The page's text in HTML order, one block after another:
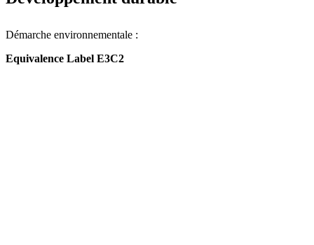
Démarche environnementale :
Equivalence Label E3C2